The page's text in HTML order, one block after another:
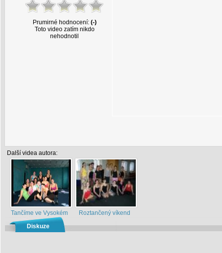
Prumirné hodnocení: (-)
Toto video zatím nikdo
nehodnotil
Další videa autora:
Tančíme ve Vysokém
Roztančený víkend
Diskuze